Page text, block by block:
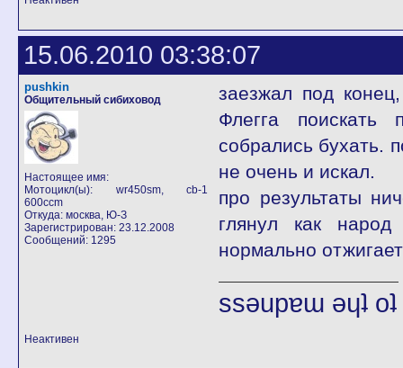
15.06.2010 03:38:07
pushkin
Общительный сибиховод
Настоящее имя:
Мотоцикл(ы): wr450sm, cb-1
600ccm
Откуда: москва, Ю-З
Зарегистрирован: 23.12.2008
Сообщений: 1295
заезжал под
Флегга поискать
собрались бухать.
не очень и искал.
про результаты
глянул как
нормально
ssǝupɐɯ ǝɥʇ
Неактивен